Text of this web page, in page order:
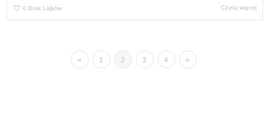
0 Brak Lajków Czytaj więcej
« 1 2 3 4 »